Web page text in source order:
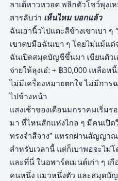
ลาเต้หาวหวอด พลิกตัวโชว์พุง
สารลับว่า เห็นไหม บอกแล้ว
ฉันเอานิ้วไปแตะสีข้างเขาเบา ๆ
เขาตบมือฉันเบา ๆ โดยไม่แม้แต่
ฉันเปิดสมุดบัญชีขึ้นมา เขียนตัว
จ่ายให้ลุงเอ๋: + ฿30,000 เหลือห
ไม่มีเครื่องหมายตกใจ ไม่มีกา
ไปข้างหน้า
แสงเช้าของเดือนมกราคมเริ่มร
มา ที่ไหนสักแห่งไกล ๆ มีคนเปิด
ทรงจำสีจาง” แทรกผ่านสัญญา
สำหรับเวลานี้ แต่ก็เบาพอจะไม่
และที่นี่ ในอพาร์ตเมนต์เก่า ๆ เ
คนหนึ่ง แมวหนึ่งตัว และสมุดบั